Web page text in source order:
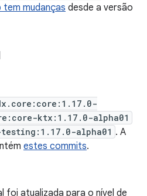
tem mudanças desde a versão
ktx:1.17.0-alpha01
alpha01 . A
estes commits.
foi atualizada para o nível de